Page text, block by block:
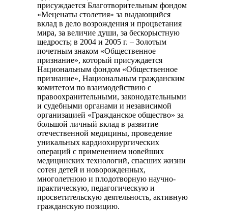
присуждается Благотворительным фондом
«Меценаты столетия» за выдающийся
вклад в дело возрождения и процветания
мира, за величие души, за бескорыстную
щедрость; в 2004 и 2005 г. – Золотым
почетным знаком «Общественное
признание», который присуждается
Национальным фондом «Общественное
признание», Национальным гражданским
комитетом по взаимодействию с
правоохранительными, законодательными
и судебными органами и независимой
организацией «Гражданское общество» за
большой личный вклад в развитие
отечественной медицины, проведение
уникальных кардиохирургических
операций с применением новейших
медицинских технологий, спасших жизни
сотен детей и новорожденных,
многолетнюю и плодотворную научно-
практическую, педагогическую и
просветительскую деятельность, активную
гражданскую позицию.